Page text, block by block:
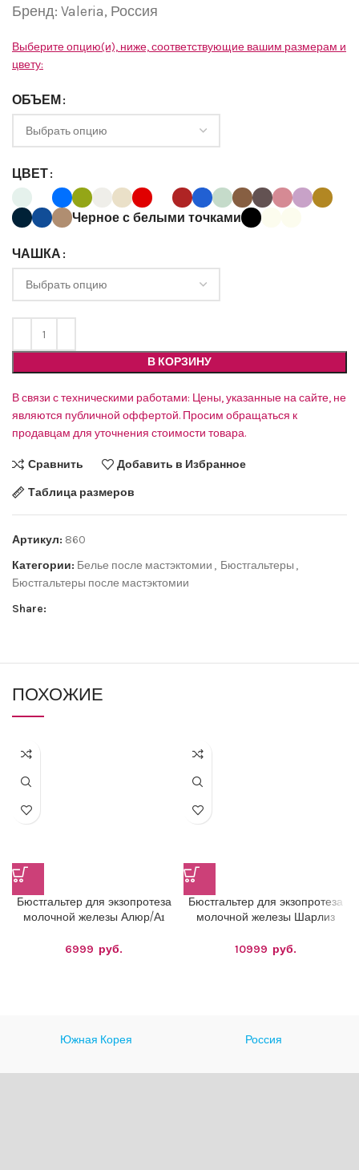
Бренд: Valeria, Россия
Выберите опцию(и), ниже, соответствующие вашим размерам и
цвету:
ОБЪЕМ
ЦВЕТ
Черное с белыми точками
ЧАШКА
В КОРЗИНУ
В связи с техническими работами: Цены, указанные на сайте, не
являются публичной оффертой. Просим обращаться к
продавцам для уточнения стоимости товара.
Сравнить Добавить в Избранное
Таблица размеров
Артикул: 860
Категории: Белье после мастэктомии , Бюстгальтеры ,
Бюстгальтеры после мастэктомии
Share:
ПОХОЖИЕ
Бюстгальтер для экзопротеза
молочной железы Алюр/А1
6999 руб.
Бюстгальтер для экзопротеза
молочной железы Шарлиз
10999 руб.
Южная Корея Россия